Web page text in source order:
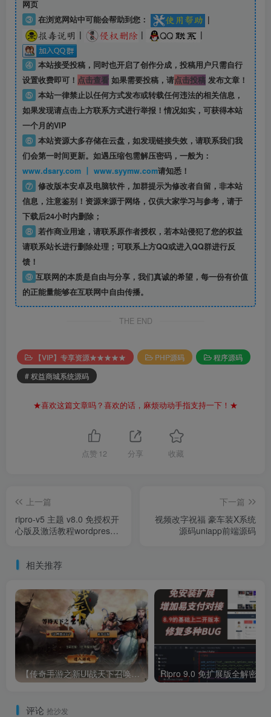
网页
③ 在浏览网站中可能会帮助到您：
|
|
| |
④ 本站接受投稿，同时也开启了创作分成，投稿用户只需自行
设置收费即可！ 点击查看如果需要投稿，请点击投稿发布文章！
⑤ 本站一律禁止以任何方式发布或转载任何违法的相关信息，
如果发现请点击上方联系方式进行举报！情况如实，可获得本站
一个月的VIP
⑥ 本站资源大多存储在云盘，如发现链接失效，请联系我们我
们会第一时间更新。如遇压缩包需解压密码，一般为：
www.dsary.com 丨 www.syymw.com请知悉！
⑦ 修改版本安卓及电脑软件，加群提示为修改者自留， 非本站
信息，注意鉴别！资源来源于网络，仅供大家学习与参考，请于
下载后24小时内删除；
⑧ 若作商业用途，请联系原作者授权，若本站侵犯了您的权益
请联系站长进行删除处理；可联系上方QQ或进入QQ群进行反
馈！
⑨ 互联网的本质是自由与分享，我们真诚的希望，每一份有价值
的正能量能够在互联网中自由传播。
THE END
【VIP】专享资源★★★★★ PHP源码
程序源码
# 权益商城系统源码
★喜欢这篇文章吗？喜欢的话，麻烦动动手指支持一下！★
点赞 12 分享 收藏
上一篇
ripro-v5 主题 v8.0 免授权开
心版及激活教程wordpress
下一篇
视频改字祝福 豪车装X系统
源码uniapp前端源码
相关推荐
【传奇手游之新UI战天下召唤卡版】单职业复古特色战神引擎传奇手游-Win服务端源码视频架设教程-安卓苹果IOS双端版本！
评论 抢沙发